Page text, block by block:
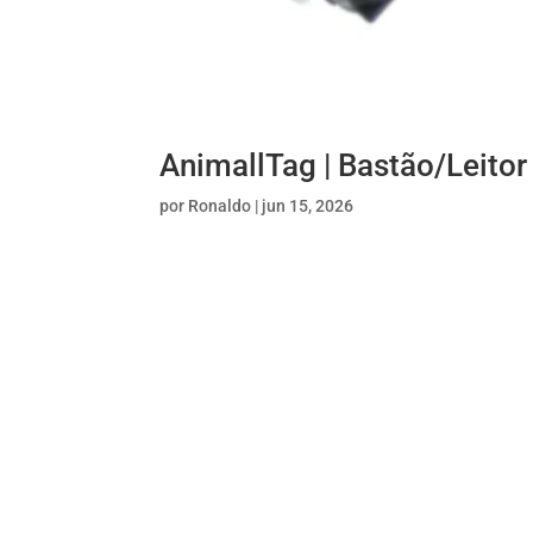
AnimallTag | Bastão/Leitor
por Ronaldo | jun 15, 2026